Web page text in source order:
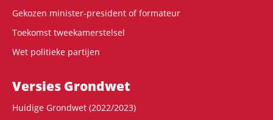
Gekozen minister-president of formateur
Toekomst tweekamerstelsel
Wet politieke partijen
Versies Grondwet
Huidige Grondwet (2022/2023)